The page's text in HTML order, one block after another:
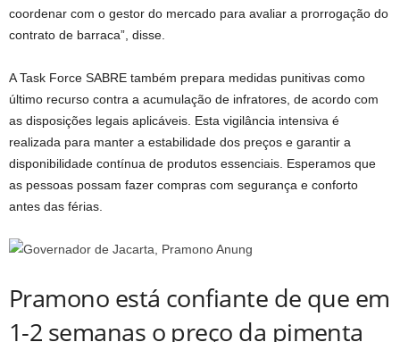
coordenar com o gestor do mercado para avaliar a prorrogação do
contrato de barraca”, disse.
A Task Force SABRE também prepara medidas punitivas como
último recurso contra a acumulação de infratores, de acordo com
as disposições legais aplicáveis. Esta vigilância intensiva é
realizada para manter a estabilidade dos preços e garantir a
disponibilidade contínua de produtos essenciais. Esperamos que
as pessoas possam fazer compras com segurança e conforto
antes das férias.
Pramono está confiante de que em
1-2 semanas o preço da pimenta